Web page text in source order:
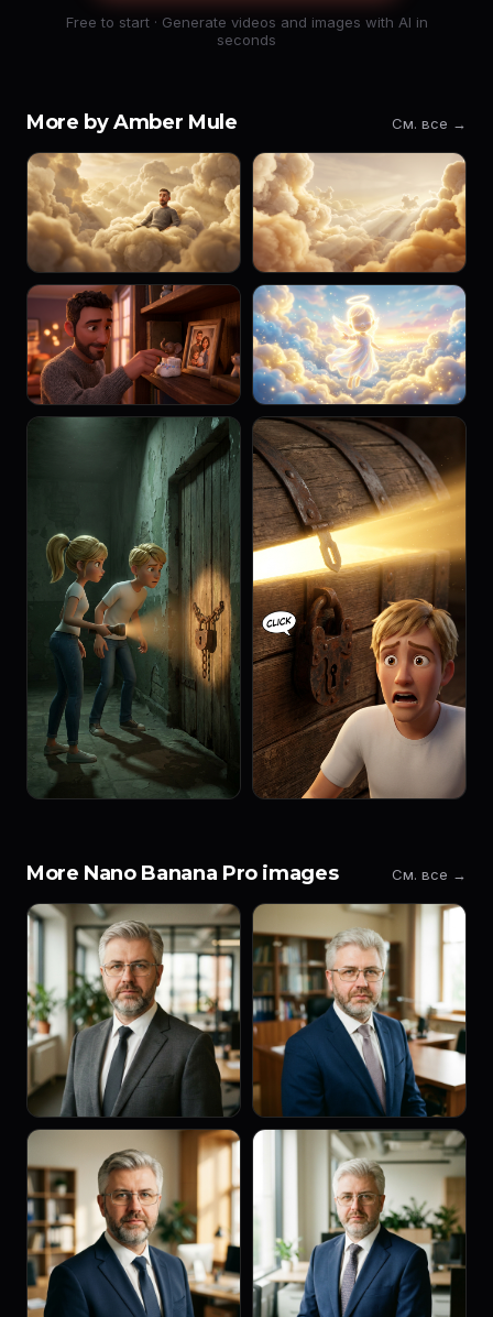
Free to start · Generate videos and images with AI in
seconds
More by Amber Mule См. все →
More Nano Banana Pro images См. все →